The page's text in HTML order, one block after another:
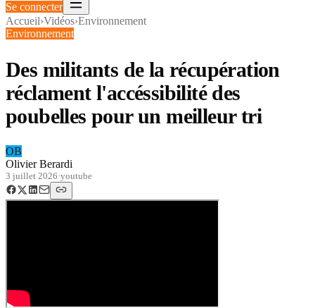
Se connecter
Accueil›Vidéos›Environnement
Environnement
Des militants de la récupération
réclament l'accéssibilité des
poubelles pour un meilleur tri
OB
Olivier Berardi
3 juillet 2026·youtube